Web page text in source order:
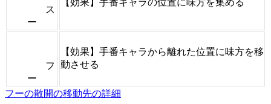
ス
ー
【効果】手番キャラの位置に味方を集める
フ
ー
【効果】手番キャラから離れた位置に味方を移
動させる
フーの散開の移動先の詳細